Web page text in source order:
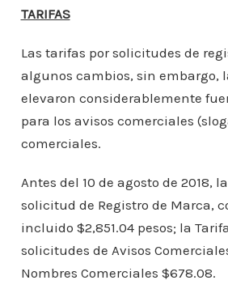
TARIFAS
Las tarifas por solicitudes de
algunos cambios, sin embargo,
elevaron considerablemente
para los avisos comerciales
comerciales.
Antes del 10 de agosto de 2018,
solicitud de Registro de Marca,
incluido $2,851.04 pesos; la
solicitudes de Avisos
Nombres Comerciales $678.08.